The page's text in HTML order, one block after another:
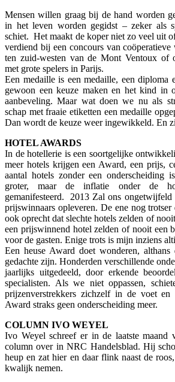
Mensen willen graag bij de hand worden
in het leven worden gegidst – zeker als
schiet. Het maakt de koper niet zo veel uit
verdiend bij een concours van
ten zuid-westen van de Mont Ventoux of
met grote spelers in Parijs.
Een medaille is een medaille, een diploma
gewoon een keuze maken en het kind in
aanbeveling. Maar wat doen we nu als
schap met fraaie etiketten een medaille
Dan wordt de keuze weer ingewikkeld. En
HOTEL AWARDS
In de hotellerie is een soortgelijke
meer hotels krijgen een Award, een prijs,
aantal hotels zonder een onderscheiding
groter, maar de inflatie onder de
gemanifesteerd. 2013 Zal ons ongetwijfeld
prijswinnaars opleveren. De ene nog
ook oprecht dat slechte hotels zelden of
een prijswinnend hotel zelden of nooit een
voor de gasten. Enige trots is mijn inziens
Een heuse Award doet wonderen, althans
gedachte zijn. Honderden verschillende
jaarlijks uitgedeeld, door erkende
specialisten. Als we niet oppassen,
prijzenverstrekkers zichzelf in de voet
Award straks geen onderscheiding meer.
COLUMN IVO WEYEL
Ivo Weyel schreef er in de laatste maand
column over in NRC Handelsblad. Hij
heup en zat hier en daar flink naast de
kwalijk nemen.